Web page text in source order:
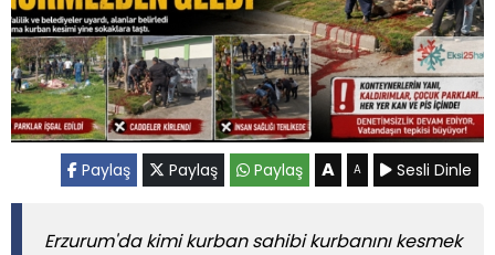
Paylaş Paylaş Paylaş A A Sesli Dinle
Erzurum'da kimi kurban sahibi kurbanını kesmek